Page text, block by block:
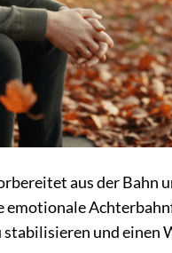
aus der Bahn
emotionale
und einen